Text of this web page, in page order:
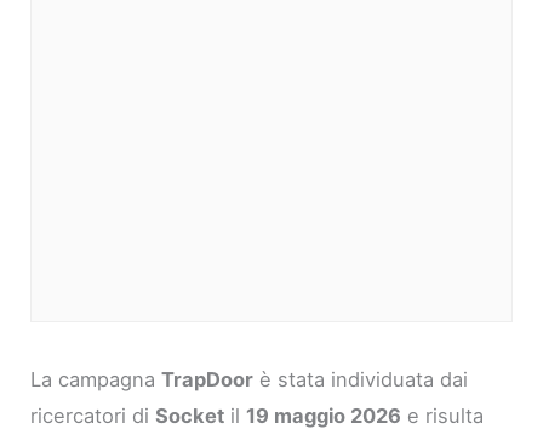
La campagnaTrapDoor è stata individuata dai
ricercatori diSocket il 19 maggio 2026 e risulta